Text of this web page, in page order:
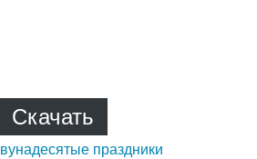
Скачать
праздники